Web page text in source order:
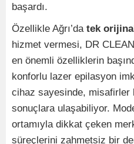
başardı.
Özellikle Ağrı’da tek
hizmet vermesi, DR
en önemli özelliklerin
konforlu lazer epilasyon
cihaz sayesinde, misafirler
sonuçlara ulaşabiliyor.
ortamıyla dikkat çeken
süreçlerini zahmetsiz bir